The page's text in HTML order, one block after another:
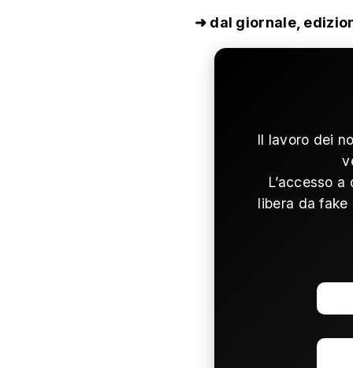
➜ dal giornale,
Il lavoro dei
L’accesso
libera da